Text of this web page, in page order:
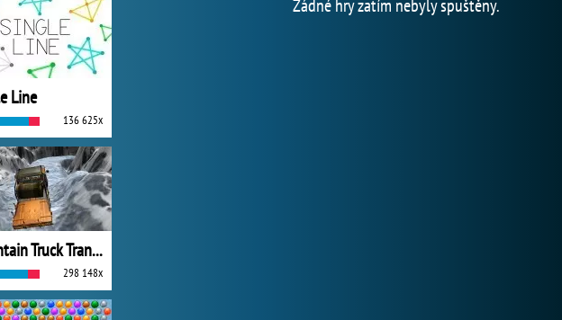
Line
136 625x
Mountain Truck Transport
298 148x
Žádné hry zatím nebyly spuštěny.